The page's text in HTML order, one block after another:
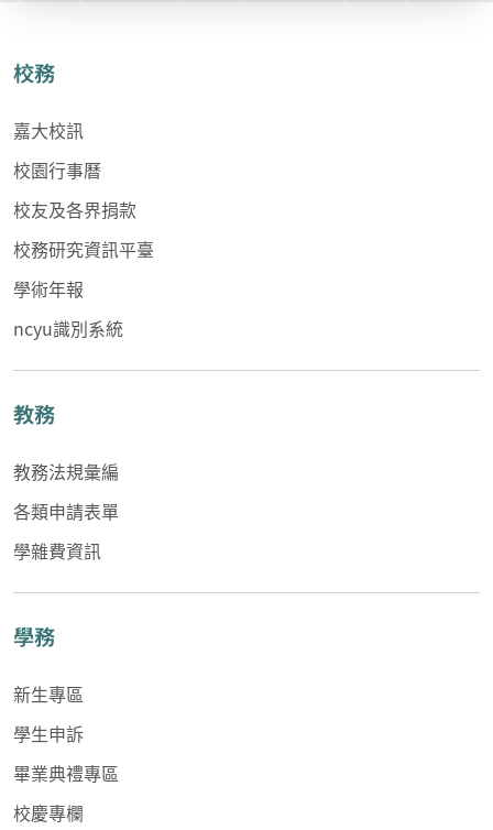
校務
嘉大校訊
校園行事曆
校友及各界捐款
校務研究資訊平臺
學術年報
ncyu識別系統
教務
教務法規彙編
各類申請表單
學雜費資訊
學務
新生專區
學生申訴
畢業典禮專區
校慶專欄